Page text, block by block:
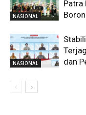
NASIONAL
Patra
NASIONAL
dan